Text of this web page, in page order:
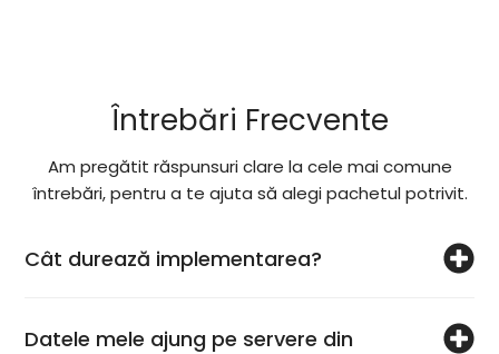
Întrebări Frecvente
Am pregătit răspunsuri clare la cele mai comune
întrebări, pentru a te ajuta să alegi pachetul potrivit.
Cât durează implementarea?
Datele mele ajung pe servere din